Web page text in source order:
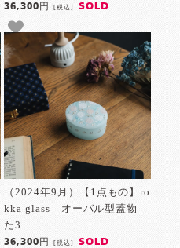
36,300円 [税込] SOLD
（2024年9月）【1点もの】ro
kka glass オーバル型蓋物
た3
36,300円 [税込] SOLD